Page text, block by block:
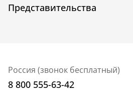
Представительства
Россия (звонок бесплатный)
8 800 555-63-42